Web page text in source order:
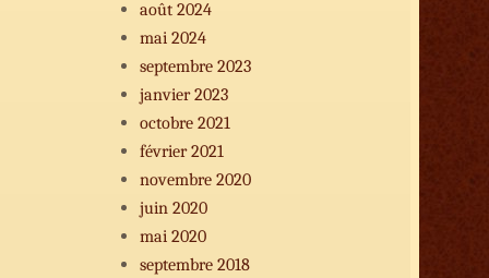
août 2024
mai 2024
septembre 2023
janvier 2023
octobre 2021
février 2021
novembre 2020
juin 2020
mai 2020
septembre 2018